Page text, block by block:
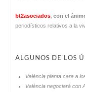
bt2asociados, con el
periodísticos relativos a la
ALGUNOS DE LOS
València planta cara a
València negociará con